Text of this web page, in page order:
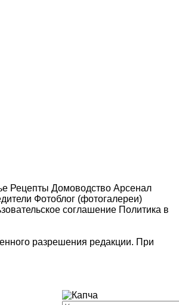
Рецепты Домоводство Арсенал
Фотоблог (фотогалереи)
соглашение Политика в
разрешения редакции. При